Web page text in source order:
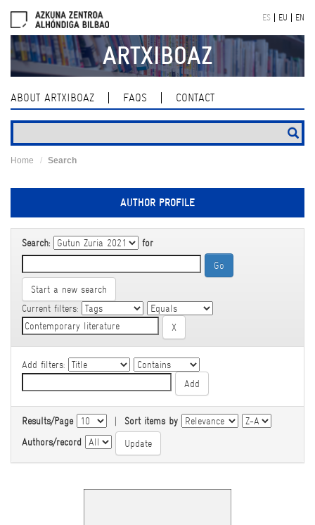
navigation
ES EU EN
ARTXIBOAZ
ABOUT ARTXIBOAZ FAQS CONTACT
Home Search
AUTHOR PROFILE
Search: for
Start a new search
Current filters:
Add filters:
Results/Page | Sort items by
Authors/record